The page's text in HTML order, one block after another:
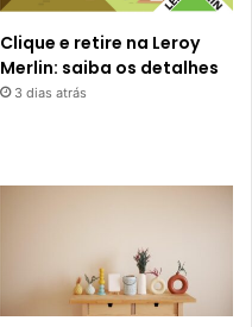
Clique e retire na Leroy
Merlin: saiba os detalhes
3 dias atrás